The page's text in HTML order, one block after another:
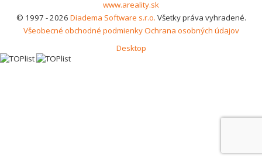
www.areality.sk
© 1997 - 2026 Diadema Software s.r.o. Všetky práva vyhradené.
Všeobecné obchodné podmienkyOchrana osobných údajov
Desktop